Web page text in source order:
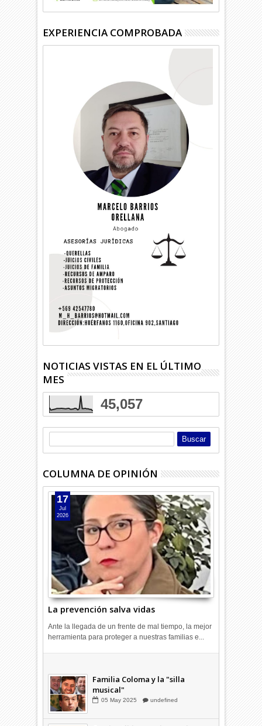
EXPERIENCIA COMPROBADA
NOTICIAS VISTAS EN EL ÚLTIMO
MES
45,057
COLUMNA DE OPINIÓN
La prevención salva vidas
17
Jul
2026
Ante la llegada de un frente de mal tiempo, la mejor
herramienta para proteger a nuestras familias e...
a su rincón
03 Abr 2026 undefined
Familia Coloma y la "silla